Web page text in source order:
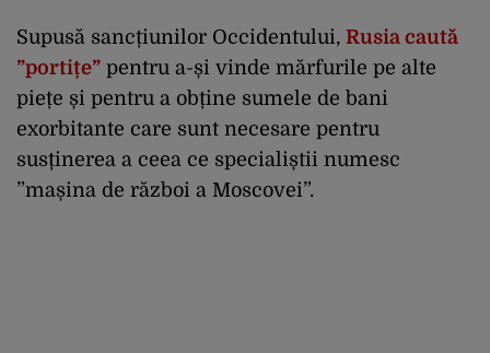
Supusă sancțiunilor Occidentului, Rusia caută
”portițe” pentru a-și vinde mărfurile pe alte
piețe și pentru a obține sumele de bani
exorbitante care sunt necesare pentru
susținerea a ceea ce specialiștii numesc
”mașina de război a Moscovei”.